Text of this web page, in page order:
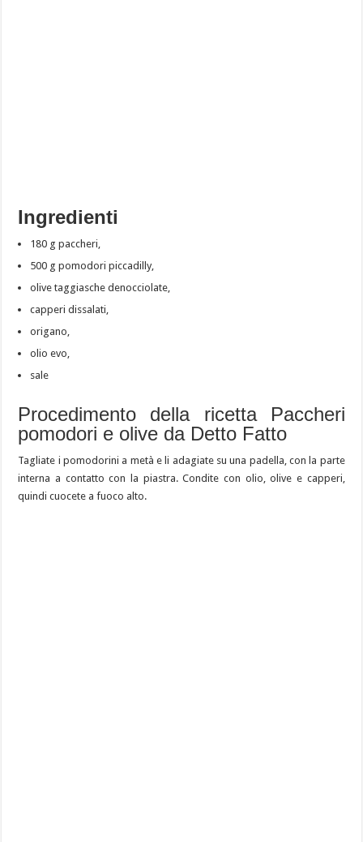
Ingredienti
180 g paccheri,
500 g pomodori piccadilly,
olive taggiasche denocciolate,
capperi dissalati,
origano,
olio evo,
sale
Procedimento della ricetta Paccheri
pomodori e olive da Detto Fatto
Tagliate i pomodorini a metà e li adagiate su una padella, con la parte
interna a contatto con la piastra. Condite con olio, olive e capperi,
quindi cuocete a fuoco alto.